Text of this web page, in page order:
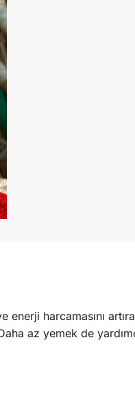
harcamasını
az yemek de